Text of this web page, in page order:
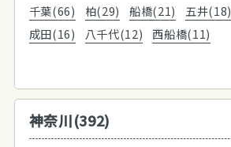
千葉(66) 柏(29) 船橋(21) 五井(18)
成田(16)
八千代(12)
西船橋(11)
神奈川(392)